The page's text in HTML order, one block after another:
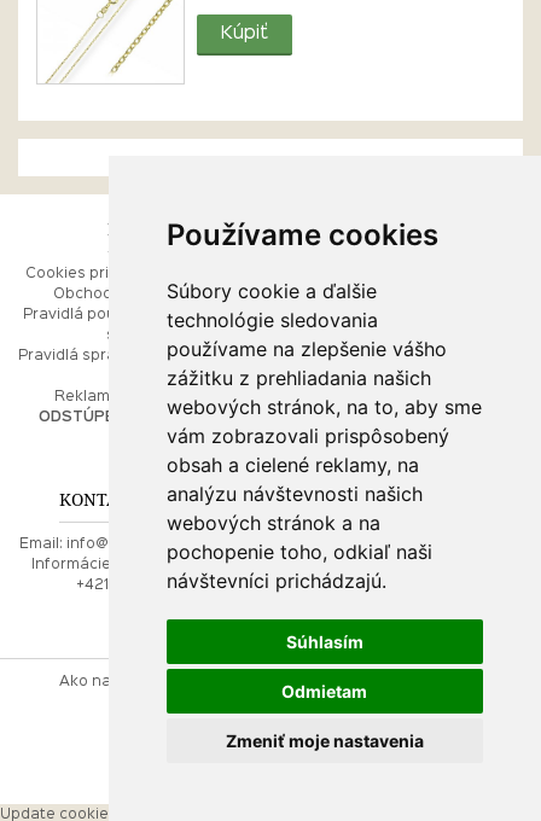
Používame cookies
Súbory cookie a ďalšie
technológie sledovania
používame na zlepšenie vášho
zážitku z prehliadania našich
webových stránok, na to, aby sme
vám zobrazovali prispôsobený
obsah a cielené reklamy, na
analýzu návštevnosti našich
webových stránok a na
pochopenie toho, odkiaľ naši
návštevníci prichádzajú.
Súhlasím
Odmietam
Zmeniť moje nastavenia
Kúpiť
ESHOP
Cookies pri prezeraní stránok
Obchodné podmienky
Pravidlá používania webových
stránok
Pravidlá spracúvania osobných
Reklamačný poriadok
ODSTÚPENIE OD ZMLUVY
RÝCHLE MENU
Ako balíme Vaše šperky
Kontaktujte nás
PORADŇA
Ako nakupovať
O drahých kovoch
Doprava a poštovné
KONTAKT NA NÁS
Email:
info@najkrajsiesperky.sk
Informácie:
+421917 881556,
+421556224323
Ako nakupovať
Update cookies preferences